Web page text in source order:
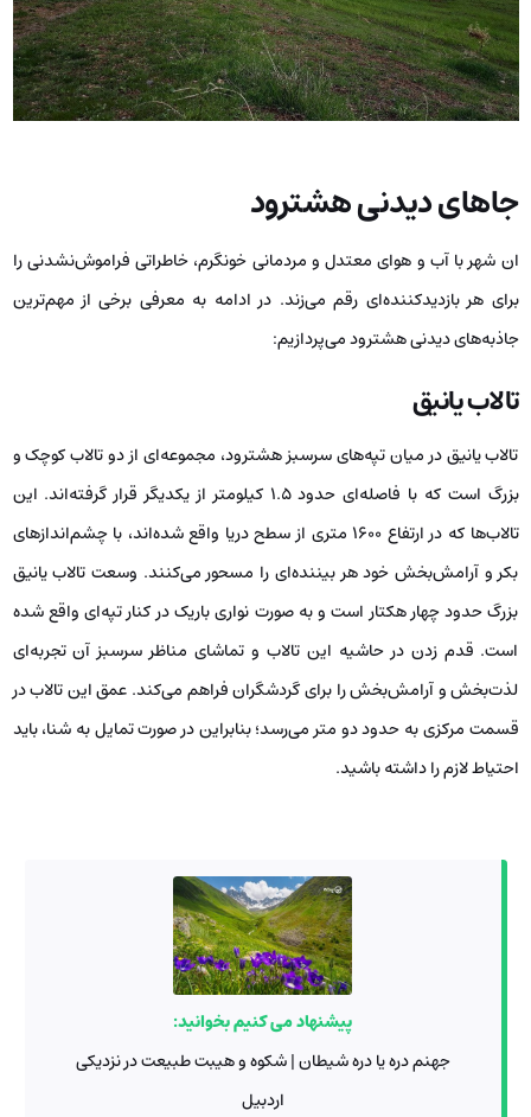
جاهای دیدنی هشترود
ان شهر با آب و هوای معتدل و مردمانی خونگرم، خاطراتی فراموش‌نشدنی را
برای هر بازدیدکننده‌ای رقم می‌زند. در ادامه به معرفی برخی از مهم‌ترین
جاذبه‌های دیدنی هشترود می‌پردازیم:
تالاب یانیق
تالاب یانیق در میان تپه‌های سرسبز هشترود، مجموعه‌ای از دو تالاب کوچک و
بزرگ است که با فاصله‌ای حدود ۱.۵ کیلومتر از یکدیگر قرار گرفته‌اند. این
تالاب‌ها که در ارتفاع ۱۶۰۰ متری از سطح دریا واقع شده‌اند، با چشم‌اندازهای
بکر و آرامش‌بخش خود هر بیننده‌ای را مسحور می‌کنند. وسعت تالاب یانیق
بزرگ حدود چهار هکتار است و به صورت نواری باریک در کنار تپه‌ای واقع شده
است. قدم زدن در حاشیه این تالاب و تماشای مناظر سرسبز آن تجربه‌ای
لذت‌بخش و آرامش‌بخش را برای گردشگران فراهم می‌کند. عمق این تالاب در
قسمت مرکزی به حدود دو متر می‌رسد؛ بنابراین در صورت تمایل به شنا، باید
احتیاط لازم را داشته باشید.
پیشنهاد می کنیم بخوانید:
جهنم دره یا دره شیطان | شکوه و هیبت طبیعت در نزدیکی
اردبیل